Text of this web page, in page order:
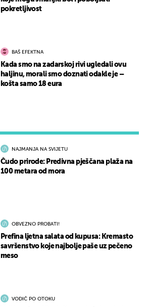
NAJMANJA NA SVIJETU
Čudo prirode: Predivna pješčana plaža na
100 metara od mora
OBVEZNO PROBATI!
Prefina ljetna salata od kupusa: Kremasto
savršenstvo koje najbolje paše uz pečeno
meso
VODIČ PO OTOKU
pokretljivost
BAŠ EFEKTNA
Kada smo na zadarskoj rivi ugledali ovu
haljinu, morali smo doznati odakle je –
košta samo 18 eura